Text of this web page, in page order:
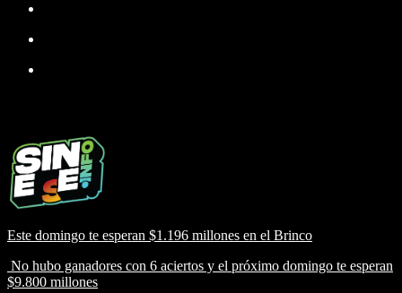
Este domingo te esperan $1.196 millones en el Brinco
No hubo ganadores con 6 aciertos y el próximo domingo te esperan
$9.800 millones